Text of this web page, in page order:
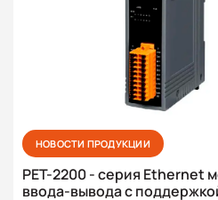
НОВОСТИ ПРОДУКЦИИ
PET-2200 - серия Ethernet
ввода-вывода с